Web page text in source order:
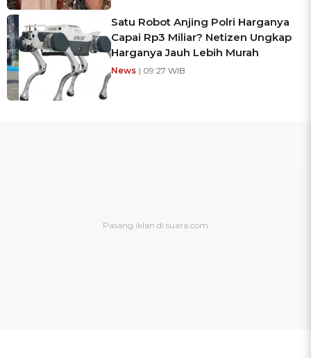
Satu Robot Anjing Polri Harganya
Capai Rp3 Miliar? Netizen Ungkap
Harganya Jauh Lebih Murah
News | 09:27 WIB